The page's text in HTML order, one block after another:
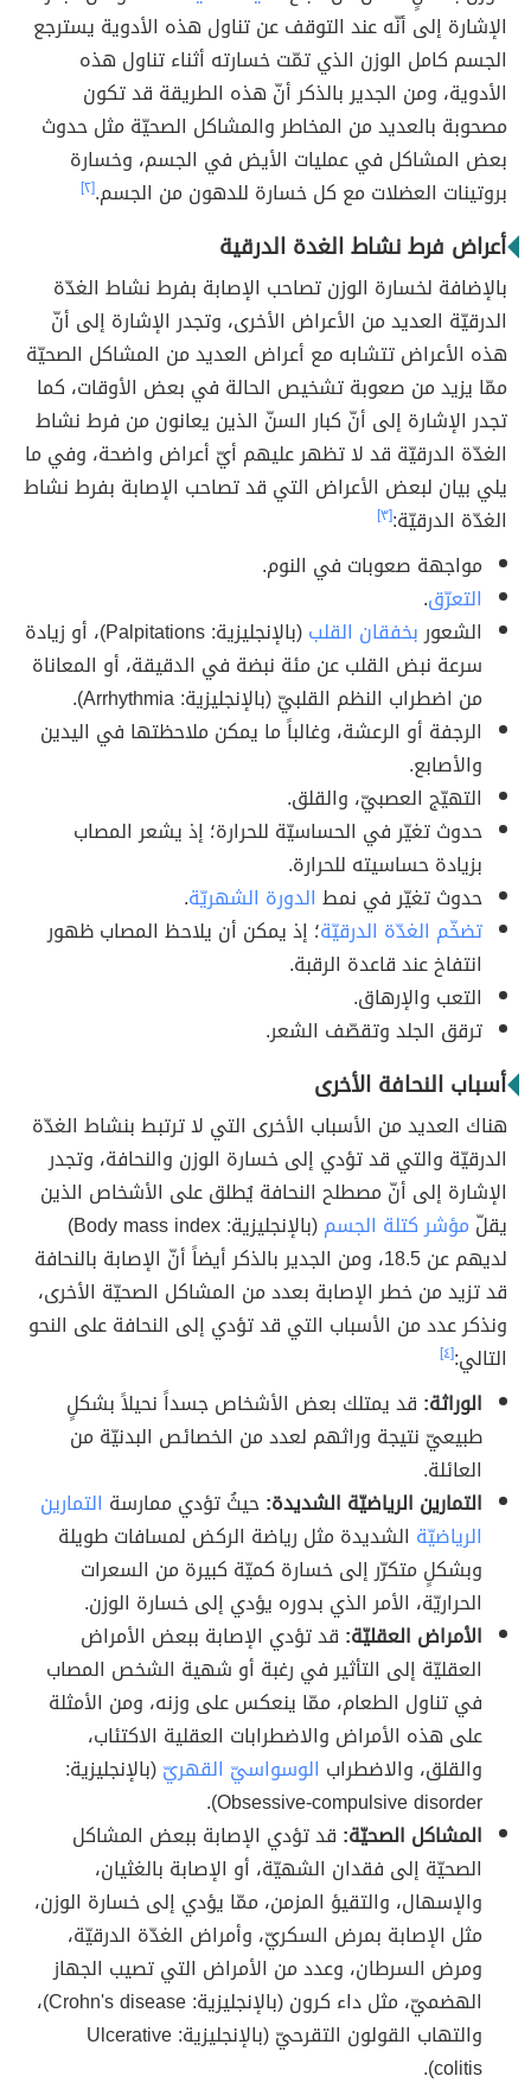
الإشارة إلى أنّه عند التوقف عن تناول هذه الأدوية يسترجع
الجسم كامل الوزن الذي تمّت خسارته أثناء تناول هذه
الأدوية، ومن الجدير بالذكر أنّ هذه الطريقة قد تكون
مصحوبة بالعديد من المخاطر والمشاكل الصحيّة مثل حدوث
بعض المشاكل في عمليات الأيض في الجسم، وخسارة
بروتينات العضلات مع كل خسارة للدهون من الجسم.[٢]
أعراض فرط نشاط الغدة الدرقية
بالإضافة لخسارة الوزن تصاحب الإصابة بفرط نشاط الغدّة
الدرقيّة العديد من الأعراض الأخرى، وتجدر الإشارة إلى أنّ
هذه الأعراض تتشابه مع أعراض العديد من المشاكل الصحيّة
ممّا يزيد من صعوبة تشخيص الحالة في بعض الأوقات، كما
تجدر الإشارة إلى أنّ كبار السنّ الذين يعانون من فرط نشاط
الغدّة الدرقيّة قد لا تظهر عليهم أيّ أعراض واضحة، وفي ما
يلي بيان لبعض الأعراض التي قد تصاحب الإصابة بفرط نشاط
الغدّة الدرقيّة:[٣]
مواجهة صعوبات في النوم.
التعرّق.
الشعوربخفقان القلب
(بالإنجليزية: Palpitations)، أو زيادة
سرعة نبض القلب عن مئة نبضة في الدقيقة، أو المعاناة
من اضطراب النظم القلبيّ (بالإنجليزية: Arrhythmia).
الرجفة أو الرعشة، وغالباً ما يمكن ملاحظتها في اليدين
والأصابع.
التهيّج العصبيّ، والقلق.
حدوث تغيّر في الحساسيّة للحرارة؛ إذ يشعر المصاب
بزيادة حساسيته للحرارة.
حدوث تغيّر في نمط الدورة الشهريّة.
تضخّم الغدّة الدرقيّة؛ إذ يمكن أن يلاحظ المصاب ظهور
انتفاخ عند قاعدة الرقبة.
التعب والإرهاق.
ترقق الجلد وتقصّف الشعر.
أسباب النحافة الأخرى
هناك العديد من الأسباب الأخرى التي لا ترتبط بنشاط الغدّة
الدرقيّة والتي قد تؤدي إلى خسارة الوزن والنحافة، وتجدر
الإشارة إلى أنّ مصطلح النحافة يُطلق على الأشخاص الذين
يقلّ مؤشر كتلة الجسم
(بالإنجليزية: Body mass index)
لديهم عن 18.5، ومن الجدير بالذكر أيضاً أنّ الإصابة بالنحافة
قد تزيد من خطر الإصابة بعدد من المشاكل الصحيّة الأخرى،
ونذكر عدد من الأسباب التي قد تؤدي إلى النحافة على النحو
التالي:[٤]
الوراثة: قد يمتلك بعض الأشخاص جسداً نحيلاً بشكلٍ
طبيعيّ نتيجة وراثهم لعدد من الخصائص البدنيّة من
العائلة.
التمارين الرياضيّة الشديدة:حيثُ تؤدي ممارسة التمارين
الرياضيّة الشديدة مثل رياضة الركض لمسافات طويلة
وبشكلٍ متكرّر إلى خسارة كميّة كبيرة من السعرات
الحراريّة، الأمر الذي بدوره يؤدي إلى خسارة الوزن.
الأمراض العقليّة: قد تؤدي الإصابة ببعض الأمراض
العقليّة إلى التأثير في رغبة أو شهية الشخص المصاب
في تناول الطعام، ممّا ينعكس على وزنه، ومن الأمثلة
على هذه الأمراض والاضطرابات العقلية الاكتئاب،
والقلق، والاضطراب الوسواسيّ القهريّ(بالإنجليزية:
Obsessive-compulsive disorder).
المشاكل الصحيّة: قد تؤدي الإصابة ببعض المشاكل
الصحيّة إلى فقدان الشهيّة، أو الإصابة بالغثيان،
والإسهال، والتقيؤ المزمن، ممّا يؤدي إلى خسارة الوزن،
مثل الإصابة بمرض السكريّ، وأمراض الغدّة الدرقيّة،
ومرض السرطان، وعدد من الأمراض التي تصيب الجهاز
الهضميّ، مثل داء كرون (بالإنجليزية: Crohn's disease)،
والتهاب القولون التقرحيّ (بالإنجليزية: Ulcerative
colitis).